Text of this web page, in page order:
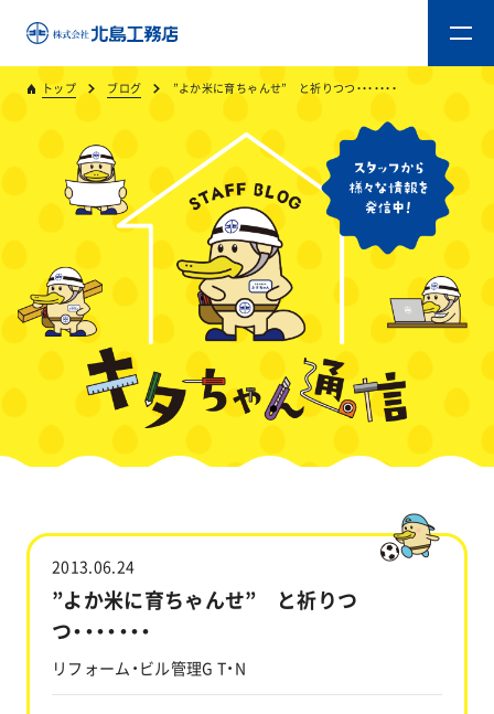
トップ ブログ ”よか米に育ちゃんせ” と祈りつつ・・・・・・・
2013.06.24
”よか米に育ちゃんせ” と祈りつ
つ・・・・・・・
リフォーム・ビル管理G T・N
トップ
キタジマのものづくり
重量木骨造SE構法
新築工事
リフォーム